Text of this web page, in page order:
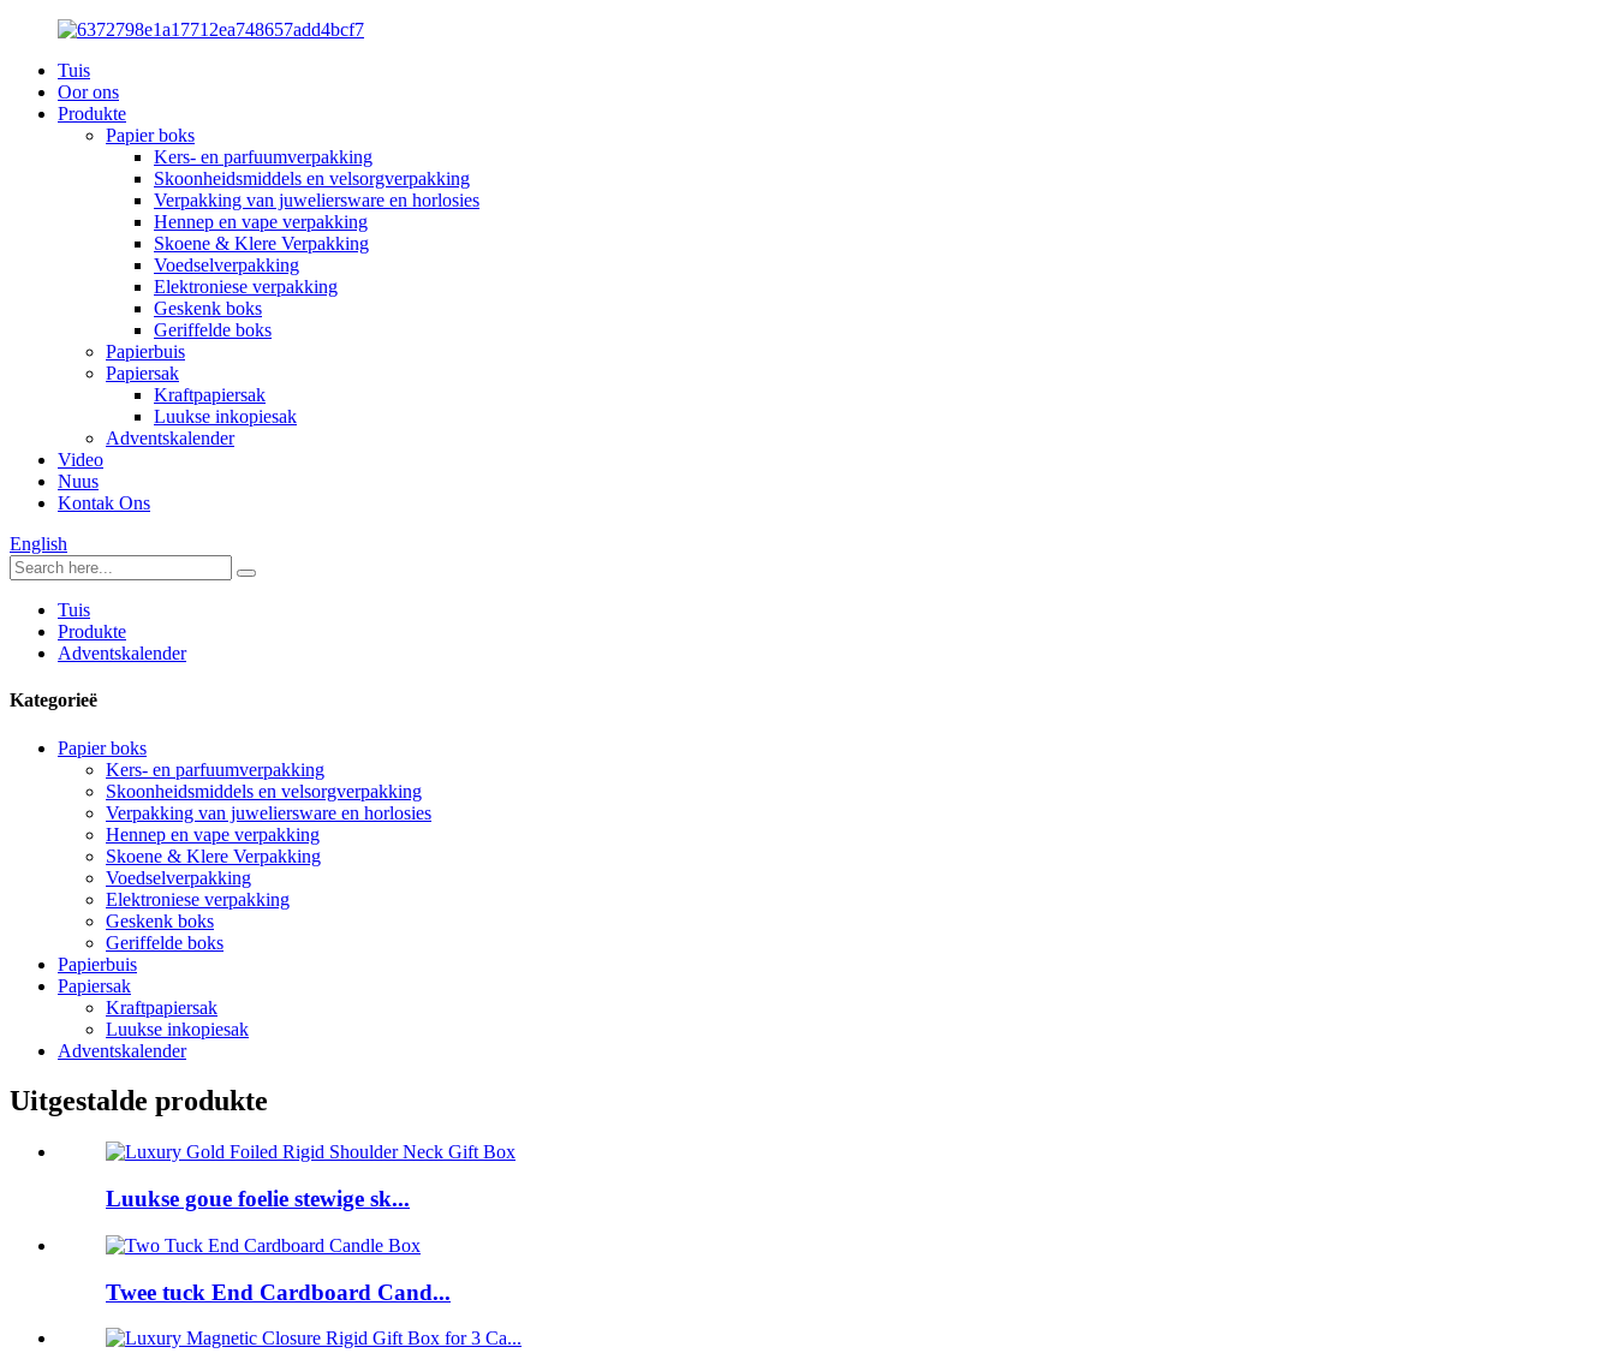
Tuis
Oor ons
Produkte
Papier boks
Kers- en parfuumverpakking
Skoonheidsmiddels en velsorgverpakking
Verpakking van juweliersware en horlosies
Hennep en vape verpakking
Skoene & Klere Verpakking
Voedselverpakking
Elektroniese verpakking
Geskenk boks
Geriffelde boks
Papierbuis
Papiersak
Kraftpapiersak
Luukse inkopiesak
Adventskalender
Video
Nuus
Kontak Ons
English
Tuis
Produkte
Adventskalender
Kategorieë
Papier boks
Kers- en parfuumverpakking
Skoonheidsmiddels en velsorgverpakking
Verpakking van juweliersware en horlosies
Hennep en vape verpakking
Skoene & Klere Verpakking
Voedselverpakking
Elektroniese verpakking
Geskenk boks
Geriffelde boks
Papierbuis
Papiersak
Kraftpapiersak
Luukse inkopiesak
Adventskalender
Uitgestalde produkte
Luukse goue foelie stewige sk...
Twee tuck End Cardboard Cand...